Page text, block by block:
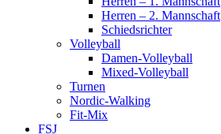
Herren – 2. Mannschaft
Schiedsrichter
Volleyball
Damen-Volleyball
Mixed-Volleyball
Turnen
Nordic-Walking
Fit-Mix
FSJ